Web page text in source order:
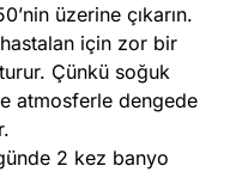
üzerine çıkarın.
için zor bir
Çünkü soğuk
atmosferle dengede
2 kez banyo